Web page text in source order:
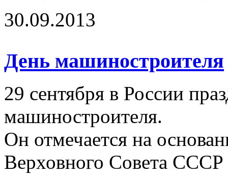
30.09.2013
День машиностроителя
29 сентября в России
машиностроителя.
Он отмечается на
Верховного Совета СССР